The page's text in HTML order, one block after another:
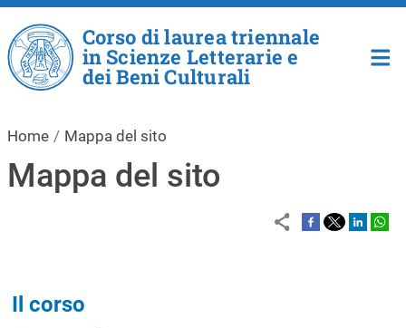
Salta al contenuto principale
Corso di laurea triennale
in Scienze Letterarie e
dei Beni Culturali
Home Mappa del sito
Mappa del sito
Navigazione principale
Il corso